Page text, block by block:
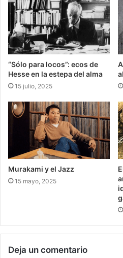
“Sólo para locos”: ecos de
Hesse en la estepa del alma
15 julio, 2025
Murakami y el Jazz
15 mayo, 2025
Deja un comentario